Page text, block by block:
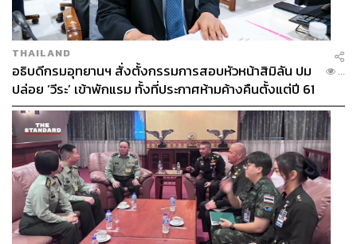
THAILAND
อธิบดีกรมอุทยานฯ สั่งตั้งกรรมการสอบหัวหน้าสิมิลัน ปม
ปล่อย ‘วีระ’ เข้าพักแรม ทั้งที่ประกาศห้ามค้างคืนตั้งแต่ปี 61
...